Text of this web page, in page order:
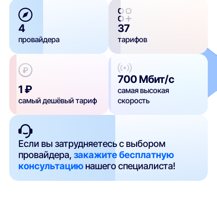
4
провайдера
37
тарифов
1 ₽
самый дешёвый тариф
700 Мбит/с
самая высокая
скорость
Если вы затрудняетесь с выбором
провайдера,закажите бесплатную
консультацию нашего специалиста!